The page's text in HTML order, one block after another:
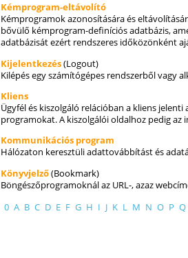
Kémprogram-eltávolító
Kémprogramok azonosítására és
bővülő kémprogram-definíciós adatbázis,
adatbázisát ezért rendszeres időközönként
Kijelentkezés(Logout)
Kilépés egy számítógépes rendszerből vagy
Kliens
Ügyfél és kiszolgáló relációban a kliens
programokat. A kiszolgálói oldalhoz pedig
Kommunikációs program
Hálózaton keresztüli adattovábbítást és
Könyvjelző(Bookmark)
Böngészőprogramoknál az URL-, azaz
0 A B C D E F G H I J K L M N O P Q